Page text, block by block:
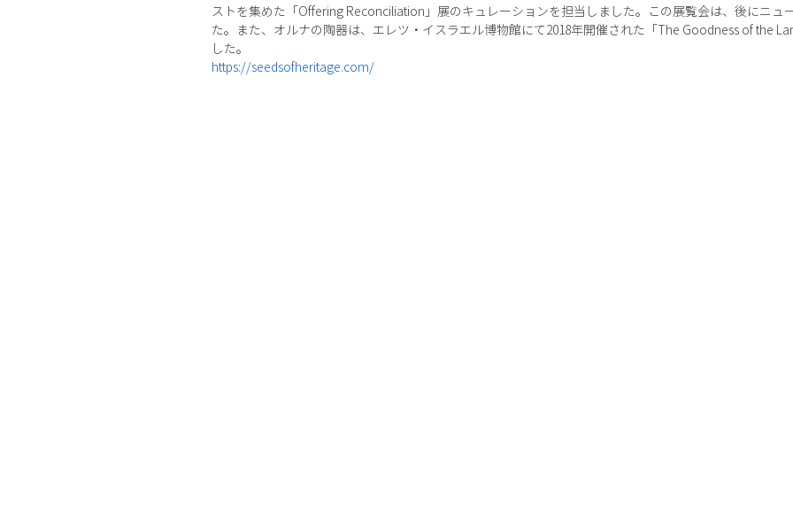
ストを集めた「Offering Reconciliation」展のキュレーションを担当しました。この展覧会は、後にニュ
た。また、オルナの陶器は、エレツ・イスラエル博物館にて2018年開催された「The Goodness of the
した。
https://seedsofheritage.com/